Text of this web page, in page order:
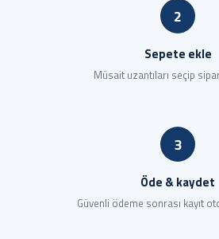
2
Sepete ekle
Müsait uzantıları seçip
3
Öde & kaydet
Güvenli ödeme sonrası kayıt